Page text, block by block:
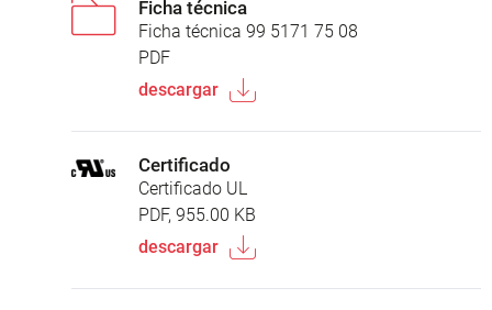
Ficha técnica
Ficha técnica 99 5171 75 08
PDF
descargar
Certificado
Certificado UL
PDF, 955.00 KB
descargar